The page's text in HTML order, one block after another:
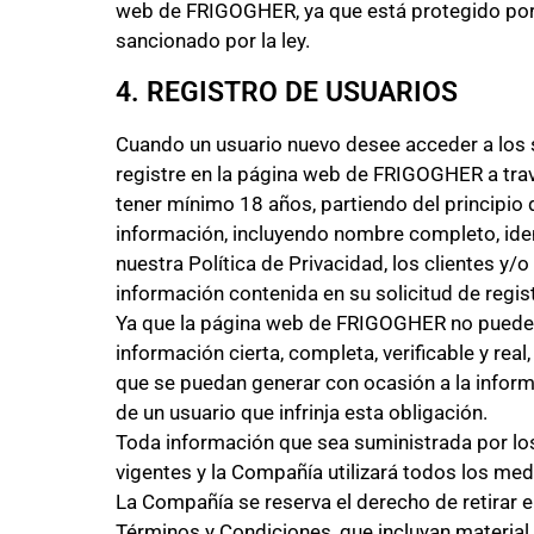
web de FRIGOGHER, ya que está protegido
sancionado por la ley.
4. REGISTRO DE USUARIOS
Cuando un usuario nuevo desee acceder a
registre en la página web de FRIGOGHER a
tener mínimo 18 años, partiendo del principio
información, incluyendo nombre completo,
nuestra Política de Privacidad, los clientes y/
información contenida en su solicitud de
Ya que la página web de FRIGOGHER no
información cierta, completa, verificable y
que se puedan generar con ocasión a la
de un usuario que infrinja esta obligación.
Toda información que sea suministrada por
vigentes y la Compañía utilizará todos los
La Compañía se reserva el derecho de retirar